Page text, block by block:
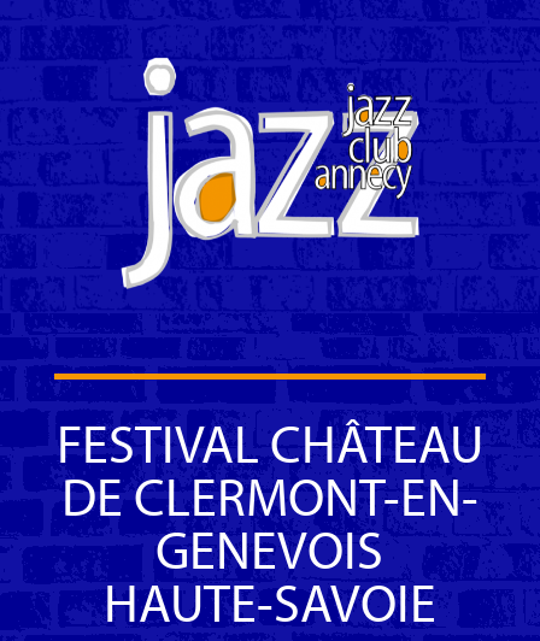
FESTIVAL CHÂTEAU
DE CLERMONT-EN-
GENEVOIS
HAUTE-SAVOIE